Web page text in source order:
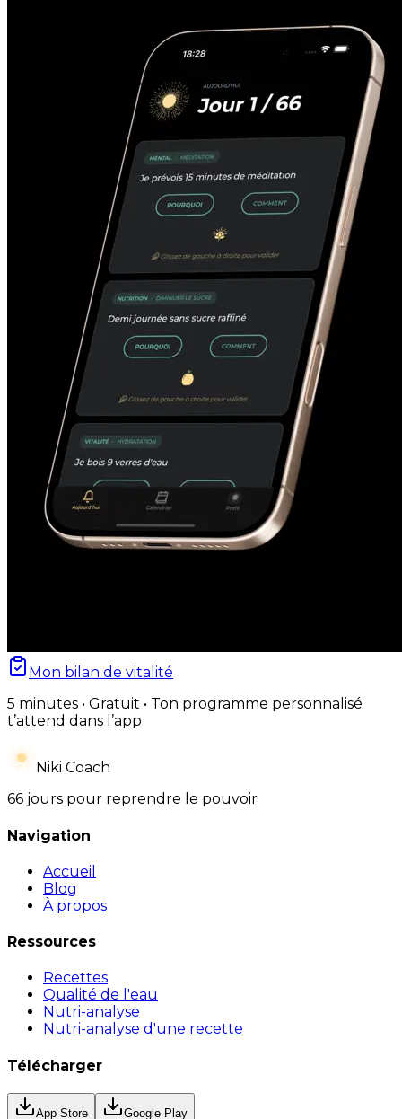
Mon bilan de vitalité
5 minutes • Gratuit • Ton programme personnalisé
t’attend dans l’app
Niki Coach
66 jours pour reprendre le pouvoir
Navigation
Accueil
Blog
À propos
Ressources
Recettes
Qualité de l'eau
Nutri-analyse
Nutri-analyse d'une recette
Télécharger
App Store Google Play